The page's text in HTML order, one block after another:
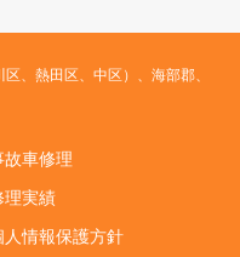
、熱田区、中区）、海部郡、
故車修理
理実績
人情報保護方針